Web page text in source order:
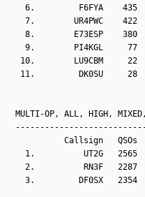
6.         F6FYA    435
7.        UR4PWC    422
8.        E73ESP    380
9.        PI4KGL     77
10.        LU9CBM     22
11.         DK0SU     28
MULTI-OP, ALL, HIGH, MIXED,
Callsign   QSOs  Points
1.          UT2G   2565
2.          RN3F   2287
3.         DF0SX   2354